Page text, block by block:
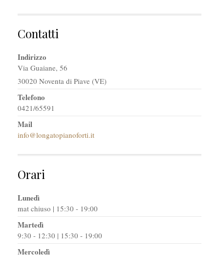
Contatti
Indirizzo
Via Guaiane, 56
30020 Noventa di Piave (VE)
Telefono
0421/65591
Mail
info@longatopianoforti.it
Orari
Lunedì
mat chiuso | 15:30 - 19:00
Martedì
9:30 - 12:30 | 15:30 - 19:00
Mercoledì